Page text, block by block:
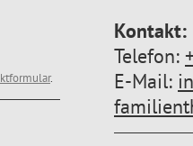
.
Kontakt:
Telefon:
E-Mail: